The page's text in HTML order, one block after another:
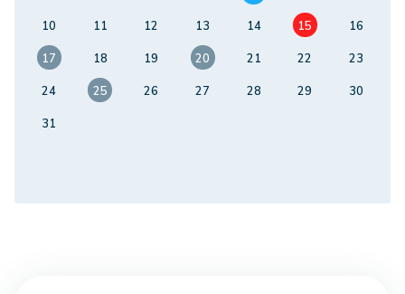
10
11 12 13 14 15
16
17
18 19 20 21 22
23
24
25 26 27 28 29
30
31